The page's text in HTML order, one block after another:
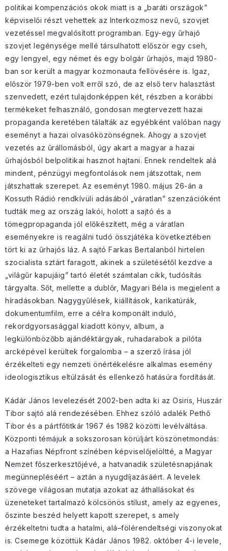
politikai kompenzációs okok miatt is a „baráti országok”
képviselői részt vehettek az Interkozmosz nevű, szovjet
vezetéssel megvalósított programban. Egy-egy űrhajó
szovjet legénysége mellé társulhatott először egy cseh,
egy lengyel, egy német és egy bolgár űrhajós, majd 1980-
ban sor került a magyar kozmonauta fellövésére is. Igaz,
először 1979-ben volt erről szó, de az első terv halasztást
szenvedett, ezért tulajdonképpen két, részben a korábbi
termékeket felhasználó, gondosan megtervezett hazai
propaganda keretében tálalták az egyébként valóban nagy
eseményt a hazai olvasóközönségnek. Ahogy a szovjet
vezetés az űrállomásból, úgy akart a magyar a hazai
űrhajósból belpolitikai hasznot hajtani. Ennek rendeltek alá
mindent, pénzügyi megfontolások nem játszottak, nem
játszhattak szerepet. Az eseményt 1980. május 26-án a
Kossuth Rádió rendkívüli adásából „váratlan” szenzációként
tudták meg az ország lakói, holott a sajtó és a
tömegpropaganda jól előkészített, még a váratlan
eseményekre is reagálni tudó összjátéka következtében
tört ki az űrhajós láz. A sajtó Farkas Bertalanból hirtelen
szocialista sztárt faragott, akinek a születésétől kezdve a
„világűr kapujáig” tartó életét számtalan cikk, tudósítás
tárgyalta. Sőt, mellette a dublőr, Magyari Béla is megjelent a
híradásokban. Nagygyűlések, kiállítások, karikatúrák,
dokumentumfilm, erre a célra komponált induló,
rekordgyorsasággal kiadott könyv, album, a
legkülönbözőbb ajándéktárgyak, ruhadarabok a pilóta
arcképével kerültek forgalomba – a szerző írása jól
érzékelteti egy nemzeti önértékelésre alkalmas esemény
ideologisztikus eltúlzását és ellenkező hatásúra fordítását.
Kádár János levelezését 2002-ben adta ki az Osiris, Huszár
Tibor sajtó alá rendezésében. Ehhez szóló adalék Pethő
Tibor és a pártfőtitkár 1967 és 1982 közötti levélváltása.
Központi témájuk a sokszorosan körüljárt köszönetmondás:
a Hazafias Népfront színében képviselőjelöltté, a Magyar
Nemzet főszerkesztőjévé, a hatvanadik születésnapjának
megünnepléséért – aztán a nyugdíjazásáért. A levelek
szövege világosan mutatja azokat az áthallásokat és
üzeneteket tartalmazó kölcsönös stílust, amely az egyenes,
őszinte beszéd helyett kapott szerepet, s amely
érzékeltetni tudta a hatalmi, alá–fölérendeltségi viszonyokat
is. Csemege közöttük Kádár János 1982. október 4-i levele,